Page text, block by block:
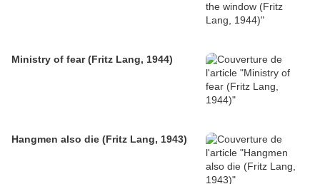
Ministry of fear (Fritz Lang, 1944)
Hangmen also die (Fritz Lang, 1943)